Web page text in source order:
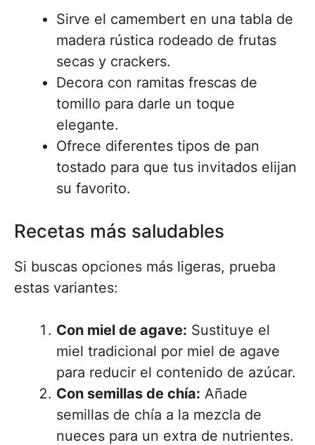
Sirve el camembert en una tabla de
madera rústica rodeado de frutas
secas y crackers.
Decora con ramitas frescas de
tomillo para darle un toque
elegante.
Ofrece diferentes tipos de pan
tostado para que tus invitados elijan
su favorito.
Recetas más saludables
Si buscas opciones más ligeras, prueba
estas variantes:
Con miel de agave: Sustituye el
miel tradicional por miel de agave
para reducir el contenido de azúcar.
Con semillas de chía: Añade
semillas de chía a la mezcla de
nueces para un extra de nutrientes.